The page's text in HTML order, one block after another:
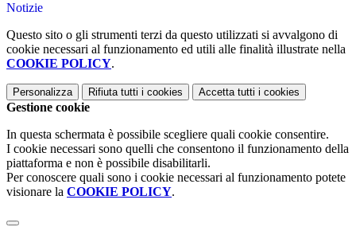
Notizie
Questo sito o gli strumenti terzi da questo utilizzati si avvalgono di
cookie necessari al funzionamento ed utili alle finalità illustrate nella
COOKIE POLICY.
Personalizza Rifiuta tutti i cookies Accetta tutti i cookies
Gestione cookie
In questa schermata è possibile scegliere quali cookie consentire.
I cookie necessari sono quelli che consentono il funzionamento della
piattaforma e non è possibile disabilitarli.
Per conoscere quali sono i cookie necessari al funzionamento potete
visionare la COOKIE POLICY.